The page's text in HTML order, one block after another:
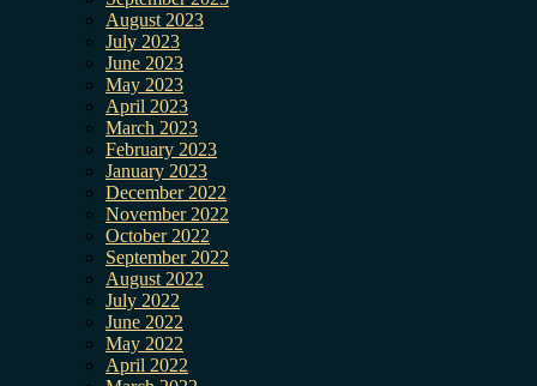
August 2023
July 2023
June 2023
May 2023
April 2023
March 2023
February 2023
January 2023
December 2022
November 2022
October 2022
September 2022
August 2022
July 2022
June 2022
May 2022
April 2022